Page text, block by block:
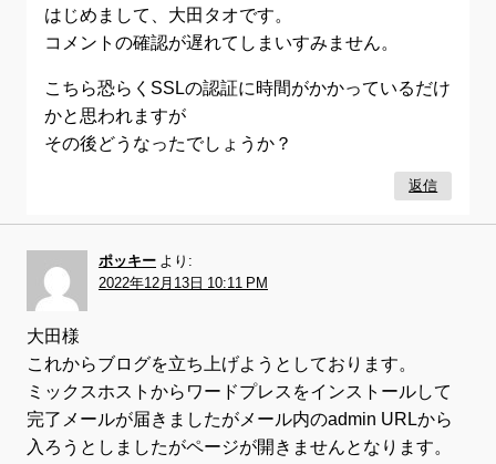
はじめまして、大田タオです。
コメントの確認が遅れてしまいすみません。
こちら恐らくSSLの認証に時間がかかっているだけ
かと思われますが
その後どうなったでしょうか？
返信
ポッキー より:
2022年12月13日 10:11 PM
大田様
これからブログを立ち上げようとしております。
ミックスホストからワードプレスをインストールして
完了メールが届きましたがメール内のadmin URLから
入ろうとしましたがページが開きませんとなります。